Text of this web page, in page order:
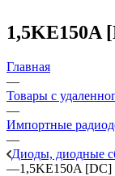
1,5KE150A
Главная
—
Товары с
—
Импортные
—
Диоды, диодные
—1,5KE150A